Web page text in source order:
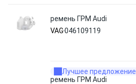
ремень ГРМ Audi
VAG046109119
Лучшее предложение
ремень ГРМ Audi